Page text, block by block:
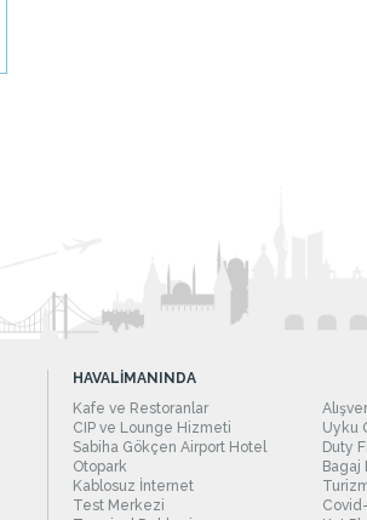
HAVALİMANINDA
Kafe ve Restoranlar
CIP ve Lounge Hizmeti
Uyku
Sabiha Gökçen Airport Hotel
Duty
Otopark
Bagaj
Kablosuz İnternet
Test Merkezi